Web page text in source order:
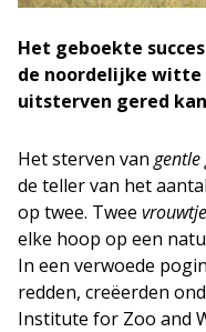
Het geboekte
de noordelijke witte
uitsterven gered
Het sterven van
de teller van het
op twee. Twee
elke hoop op een
In een verwoede
redden, creëerden
Institute for Zoo and